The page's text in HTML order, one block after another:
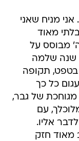
אני מניח שאני
מאוד
מבוסס על
שנה שלמה
בטפט, תקופה
כל כך
מגוחכת של גבר,
עם
אליו.
מאוד חזק